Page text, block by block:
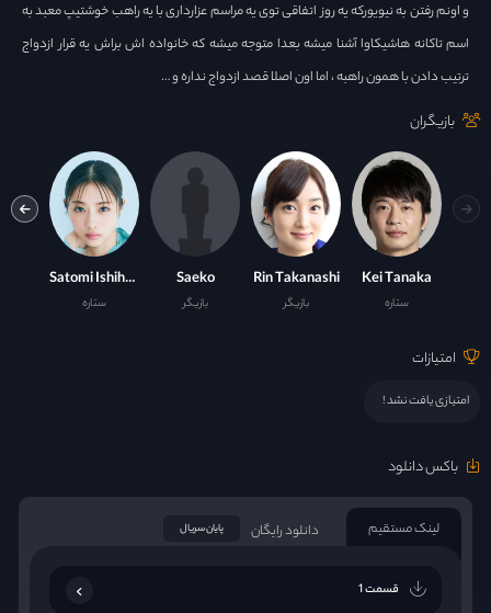
و اونم رفتن به نیویورکه یه روز اتفاقی توی یه مراسم عزارداری با یه راهب خوشتیپ معبد به
اسم تاکانه هاشیکاوا آشنا میشه بعدا متوجه میشه که خانواده اش براش یه قرار ازدواج
ترتیب دادن با همون راهبه ، اما اون اصلا قصد ازدواج نداره و …
بازیگران
Kei Tanaka
ستاره
Rin Takanashi
بازیگر
Saeko
بازیگر
Satomi Ishihara
ستاره
امتیازات
امتیازی یافت نشد !
باکس دانلود
لینک مستقیم دانلود رایگان پایان سریال
قسمت 1